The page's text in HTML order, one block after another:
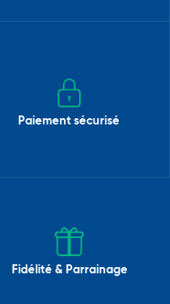
Paiement sécurisé
Fidélité & Parrainage